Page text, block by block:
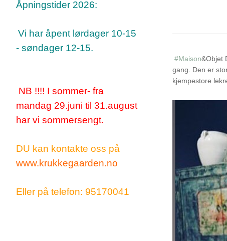
#Maison&Objet
gang. Den er
kjempestore
Åpningstider 2026:
Vi har åpent lørdager 10-15
- søndager 12-15.
NB !!!! I sommer- fra
mandag 29.juni til 31.august
har vi sommersengt.
DU kan kontakte oss på
www.krukkegaarden.no
Eller på telefon: 95170041